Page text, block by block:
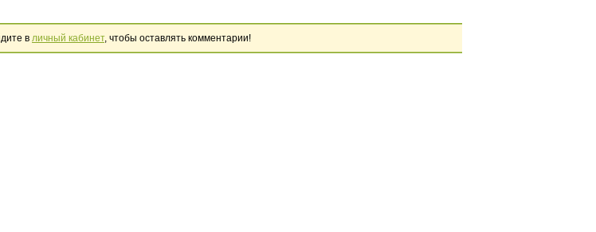
в личный кабинет, чтобы оставлять комментарии!